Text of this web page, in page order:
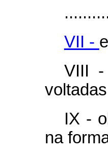
VII -
VIII -
IX -
na